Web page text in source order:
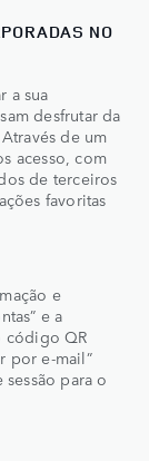
NO
a sua
desfrutar da
de um
acesso, com
de terceiros
favoritas
e
e a
código QR
por e-mail”
para o